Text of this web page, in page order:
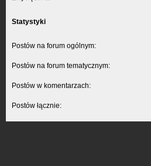
Statystyki
Postów na forum ogólnym:
Postów na forum tematycznym:
Postów w komentarzach:
Postów łącznie: